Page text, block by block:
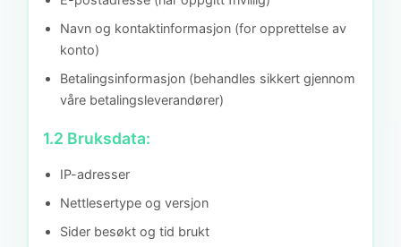
Navn og kontaktinformasjon (for opprettelse av
konto)
Betalingsinformasjon (behandles sikkert gjennom
våre betalingsleverandører)
1.2 Bruksdata:
IP-adresser
Nettlesertype og versjon
Sider besøkt og tid brukt